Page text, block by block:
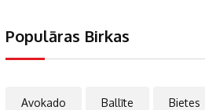
Populāras Birkas
Avokado Ballīte Bietes